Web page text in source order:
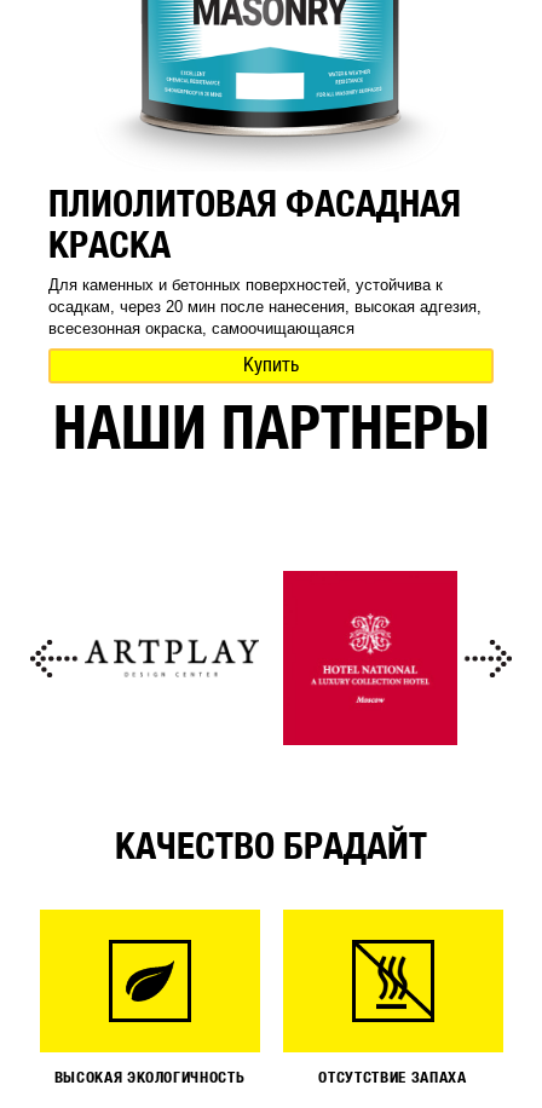
ПЛИОЛИТОВАЯ ФАСАДНАЯ
КРАСКА
Для каменных и бетонных поверхностей, устойчива к
осадкам, через 20 мин после нанесения, высокая адгезия,
всесезонная окраска, самоочищающаяся
Купить
НАШИ ПАРТНЕРЫ
КАЧЕСТВО БРАДАЙТ
ВЫСОКАЯ ЭКОЛОГИЧНОСТЬ ОТСУТСТВИЕ ЗАПАХА